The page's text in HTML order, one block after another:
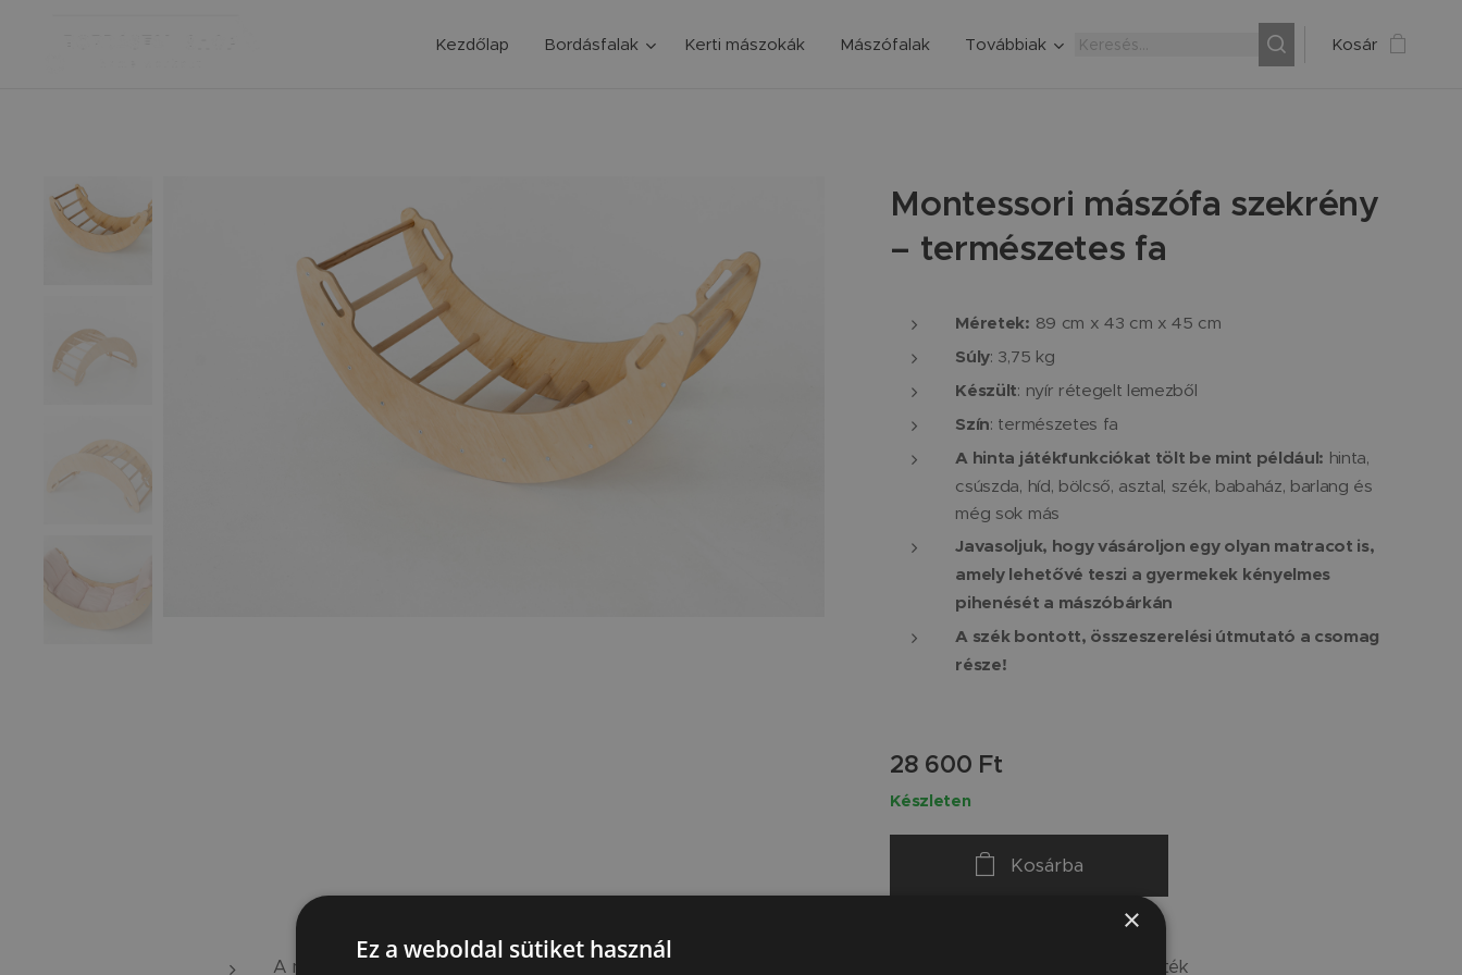
Kezdőlap Bordásfalak Kerti mászokák Mászófalak Továbbiak Kosár
Montessori mászófa szekrény
– természetes fa
Méretek: 89 cm x 43 cm x 45 cm
Súly: 3,75 kg
Készült: nyír rétegelt lemezből
Szín: természetes fa
A hinta játékfunkciókat tölt be mint például: hinta,
csúszda, híd, bölcső, asztal, szék, babaház, barlang és
még sok más
Javasoljuk, hogy vásároljon egy olyan matracot is,
amely lehetővé teszi a gyermekek kényelmes
pihenését a mászóbárkán
A szék bontott, összeszerelési útmutató a csomag
része!
28 600 Ft
Készleten
Kosárba
A mászó ARCHA természetes anyagokból készült, nem mérgező festékekkel és lakkokkal van festve. Játék
×
Ez a weboldal sütiket használ